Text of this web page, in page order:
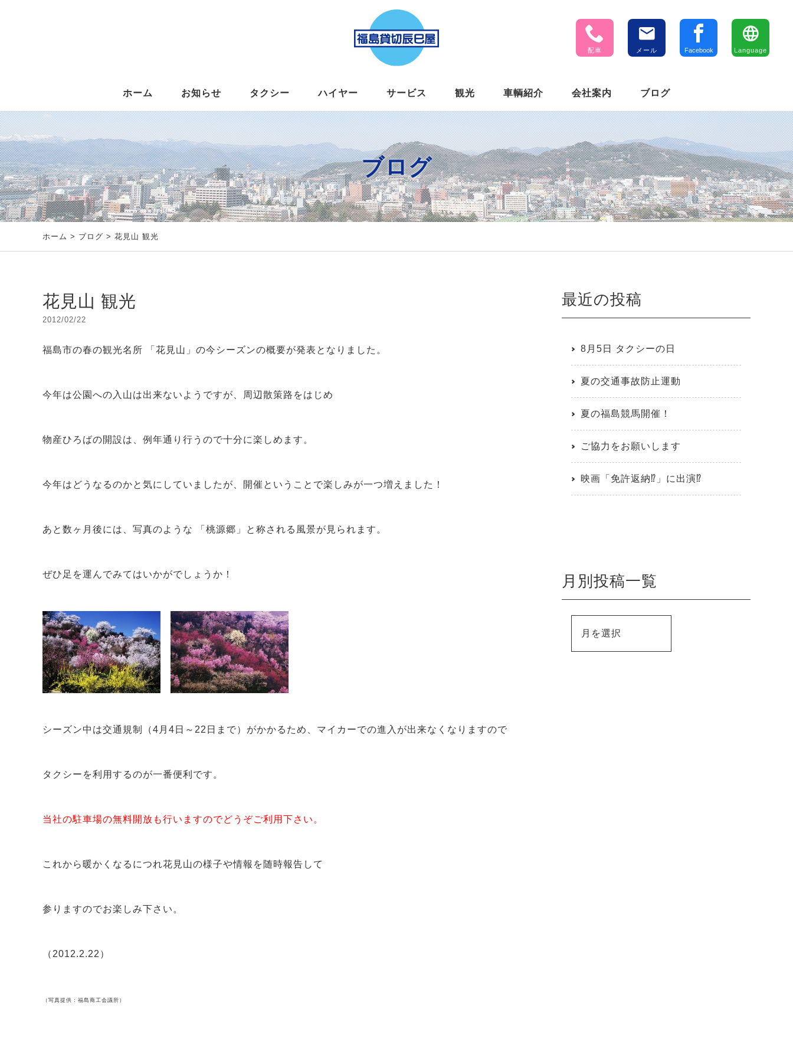
配車 メール Facebook Language
ホーム お知らせ タクシー ハイヤー サービス 観光 車輌紹介 会社案内 ブログ
ブログ
ホーム > ブログ > 花見山 観光
花見山 観光
2012/02/22
福島市の春の観光名所 「花見山」の今シーズンの概要が発表となりました。
今年は公園への入山は出来ないようですが、周辺散策路をはじめ
物産ひろばの開設は、例年通り行うので十分に楽しめます。
今年はどうなるのかと気にしていましたが、開催ということで楽しみが一つ増えました！
あと数ヶ月後には、写真のような 「桃源郷」と称される風景が見られます。
ぜひ足を運んでみてはいかがでしょうか！
シーズン中は交通規制（4月4日～22日まで）がかかるため、マイカーでの進入が出来なくなりますので
タクシーを利用するのが一番便利です。
当社の駐車場の無料開放も行いますのでどうぞご利用下さい。
これから暖かくなるにつれ花見山の様子や情報を随時報告して
参りますのでお楽しみ下さい。
（2012.2.22）
（写真提供：福島商工会議所）
最近の投稿
8月5日 タクシーの日
夏の交通事故防止運動
夏の福島競馬開催！
ご協力をお願いします
映画「免許返納⁉」に出演⁉
月別投稿一覧